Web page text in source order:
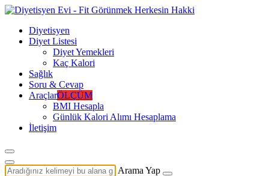
Diyetisyen
Diyet Listesi
Diyet Yemekleri
Kaç Kalori
Sağlık
Soru & Cevap
AraçlarÖLÇÜM
BMI Hesapla
Günlük Kalori Alımı Hesaplama
İletişim
Arama Yap